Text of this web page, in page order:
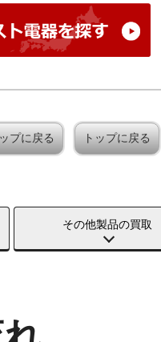
プに戻る トップに戻る
その他製品の買取